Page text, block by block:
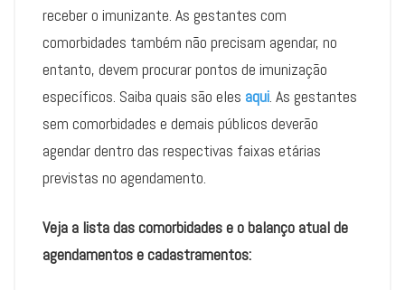
receber o imunizante. As gestantes com
comorbidades também não precisam agendar, no
entanto, devem procurar pontos de imunização
específicos. Saiba quais são eles aqui. As gestantes
sem comorbidades e demais públicos deverão
agendar dentro das respectivas faixas etárias
previstas no agendamento.
Veja a lista das comorbidades e o balanço atual de
agendamentos e cadastramentos: